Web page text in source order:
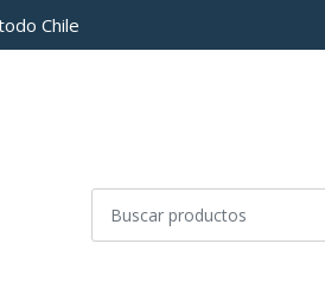
Chile